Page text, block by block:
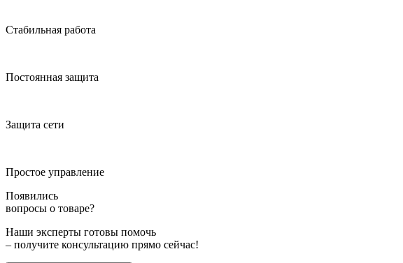
Стабильная работа
Постоянная защита
Защита сети
Простое управление
Появились
вопросы о товаре?
Наши эксперты готовы помочь
– получите консультацию прямо сейчас!